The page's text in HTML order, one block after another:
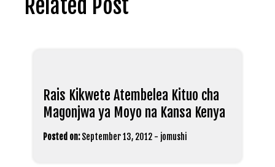
Related Post
Rais Kikwete Atembelea Kituo cha
Magonjwa ya Moyo na Kansa Kenya
Posted on: September 13, 2012 - jomushi